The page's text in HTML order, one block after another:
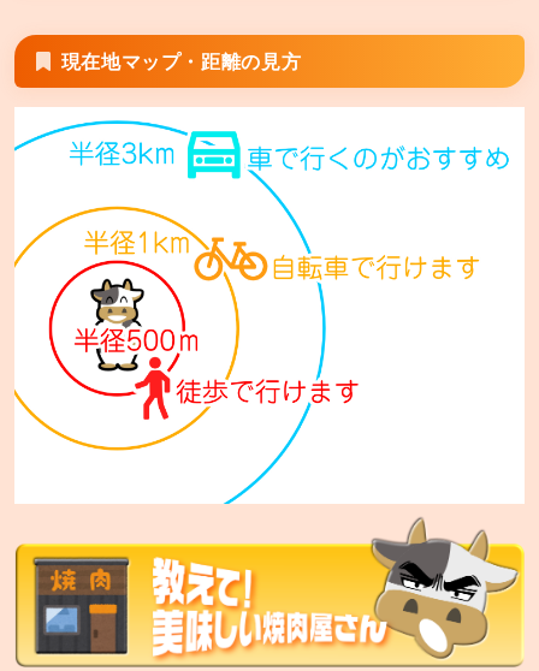
七輪焼肉 安安 秋津店
東京都清瀬市野塩5丁目298-5 キッコーマス5ビル2階
七輪焼肉 安安 西宮の沢店【FC】
札幌市手稲区西宮の沢5条1-14-10
七輪焼肉 安安 西日暮里店
東京都荒川区西日暮里5-34-3 ムツミビル1F
七輪焼肉 安安 札幌東区役所前店
札幌市東区北12条7丁目1-15 セレスタ札幌2F
七輪焼肉 安安 比屋根店
沖縄市比屋根6-36-7
七輪焼肉 安安 中城店
中頭郡中城村字南上原590
七輪焼肉 安安 宜野湾店
現在地マップ・距離の見方